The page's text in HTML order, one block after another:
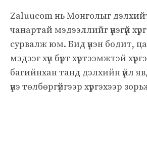
Zaluucom нь Монголыг
чанартай мэдээллийг үнэгүй
сурвалж юм. Бид үнэн бодит,
мэдээг хүн бүрт хүртээмжтэй
багийнхан танд дэлхийн үйл
үнэ төлбөргүйгээр хүргэхээр